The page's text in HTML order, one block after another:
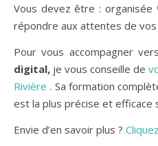
Vous devez être : organisée
répondre aux attentes de vos
Pour vous accompagner
digital, je vous conseille de
Rivière . Sa formation
est la plus précise et efficace
Envie d’en savoir plus ?